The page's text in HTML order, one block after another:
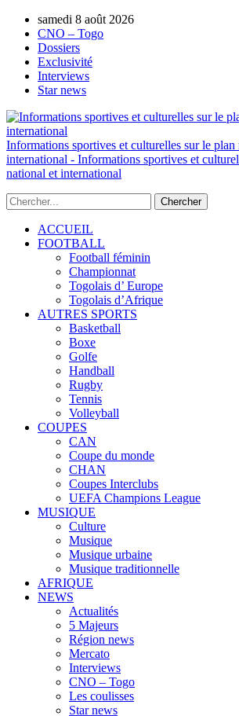
samedi 8 août 2026
CNO – Togo
Dossiers
Exclusivité
Interviews
Star news
Informations sportives et culturelles sur le plan
international - Informations sportives et
national et international
ACCUEIL
FOOTBALL
Football féminin
Championnat
Togolais d’ Europe
Togolais d’Afrique
AUTRES SPORTS
Basketball
Boxe
Golfe
Handball
Rugby
Tennis
Volleyball
COUPES
CAN
Coupe du monde
CHAN
Coupes Interclubs
UEFA Champions League
MUSIQUE
Culture
Musique
Musique urbaine
Musique traditionnelle
AFRIQUE
NEWS
Actualités
5 Majeurs
Région news
Mercato
Interviews
CNO – Togo
Les coulisses
Star news
AUTORISATION DE LA HAAC